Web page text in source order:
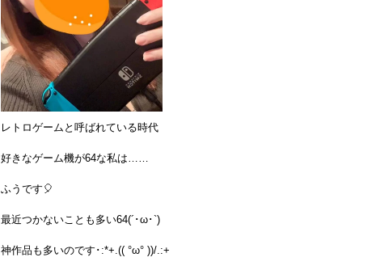
レトロゲームと呼ばれている時代
好きなゲーム機が64な私は……
ふうです🎈
最近つかないことも多い64(´･ω･`)
神作品も多いのです･:*+.(( °ω° ))/.:+